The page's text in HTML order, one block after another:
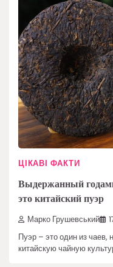
ЦІКАВІ ФАКТИ
Выдержанный
это китайский пуэр
Марко Грушевський
Пуэр – это один из чаев,
китайскую чайную